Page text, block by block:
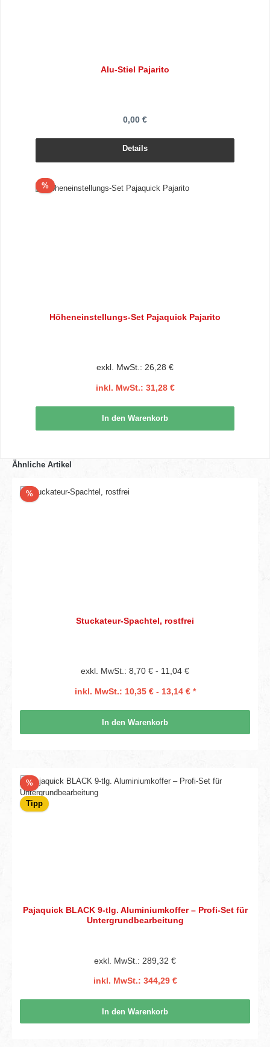
Alu-Stiel Pajarito
0,00 €
Details
%Rabatt
Höheneinstellungs-Set Pajaquick Pajarito
exkl. MwSt.: 26,28 €
inkl. MwSt.: 31,28 €
In den Warenkorb
Ähnliche Artikel
%Rabatt
Stuckateur-Spachtel, rostfrei
exkl. MwSt.: 8,70 € - 11,04 €
inkl. MwSt.: 10,35 € - 13,14 € *
In den Warenkorb
%Rabatt
Tipp
Pajaquick BLACK 9-tlg. Aluminiumkoffer – Profi-Set für
Untergrundbearbeitung
exkl. MwSt.: 289,32 €
inkl. MwSt.: 344,29 €
In den Warenkorb